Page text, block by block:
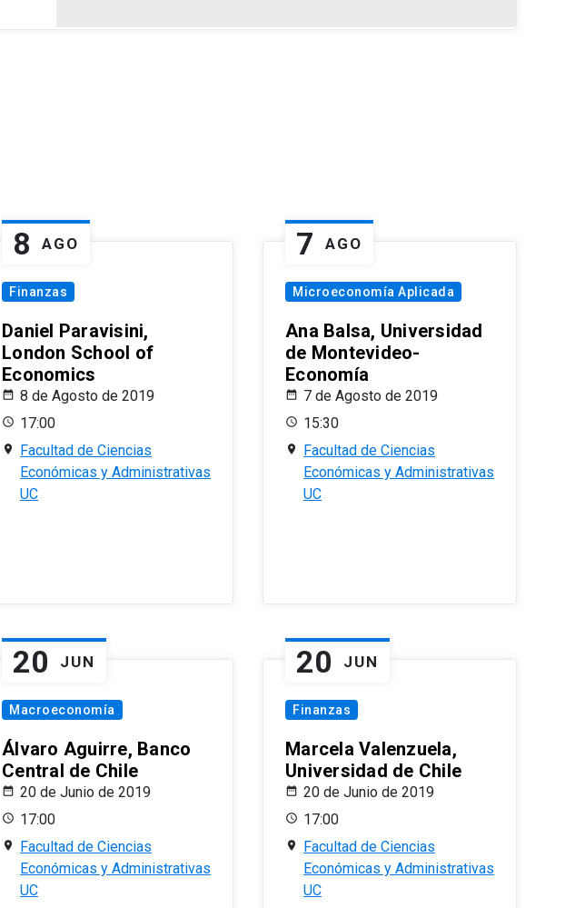
8 AGO
Finanzas
Daniel Paravisini,
London School of
Economics
8 de Agosto de 2019
17:00
Facultad de Ciencias
Económicas y Administrativas
UC
7 AGO
Microeconomía Aplicada
Ana Balsa, Universidad
de Montevideo-
Economía
7 de Agosto de 2019
15:30
Facultad de Ciencias
Económicas y Administrativas
UC
20 JUN
Macroeconomía
Álvaro Aguirre, Banco
Central de Chile
20 de Junio de 2019
17:00
Facultad de Ciencias
Económicas y Administrativas
UC
20 JUN
Finanzas
Marcela Valenzuela,
Universidad de Chile
20 de Junio de 2019
17:00
Facultad de Ciencias
Económicas y Administrativas
UC